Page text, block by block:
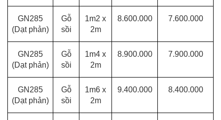
GN285
(Dạt phản)
Gỗ
sồi
1m2 x
2m
8.600.000 7.600.000
GN285
(Dạt phản)
Gỗ
sồi
1m4 x
2m
8.900.000 7.900.000
GN285
(Dạt phản)
Gỗ
sồi
1m6 x
2m
9.400.000 8.400.000